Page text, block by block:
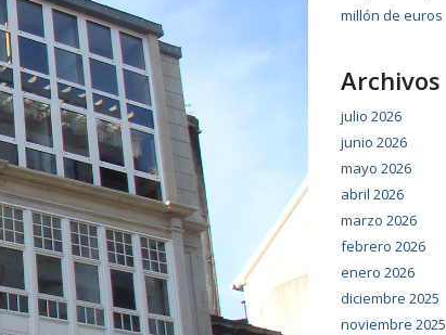
millón de euros
Archivos
julio 2026
junio 2026
mayo 2026
abril 2026
marzo 2026
febrero 2026
enero 2026
diciembre 2025
noviembre 2025